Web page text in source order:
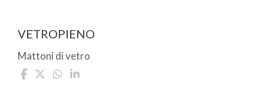
VETROPIENO
Mattoni di vetro